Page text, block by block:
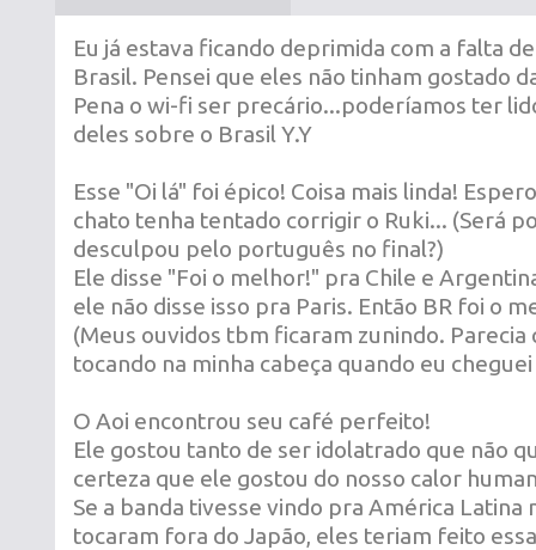
Eu já estava ficando deprimida com a falta
Brasil. Pensei que eles não tinham gostado
Pena o wi-fi ser precário...poderíamos ter
deles sobre o Brasil Y.Y
Esse "Oi lá" foi épico! Coisa mais linda!
chato tenha tentado corrigir o Ruki... (Será
desculpou pelo português no final?)
Ele disse "Foi o melhor!" pra Chile e
ele não disse isso pra Paris. Então BR foi o
(Meus ouvidos tbm ficaram zunindo. Parecia
tocando na minha cabeça quando eu cheguei
O Aoi encontrou seu café perfeito!
Ele gostou tanto de ser idolatrado que não
certeza que ele gostou do nosso calor
Se a banda tivesse vindo pra América Latina
tocaram fora do Japão, eles teriam feito